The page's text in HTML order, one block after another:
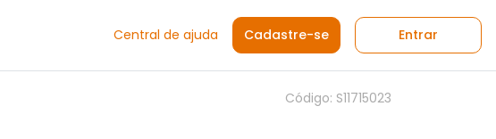
Central de ajuda Cadastre-se Entrar
Código: S11715023